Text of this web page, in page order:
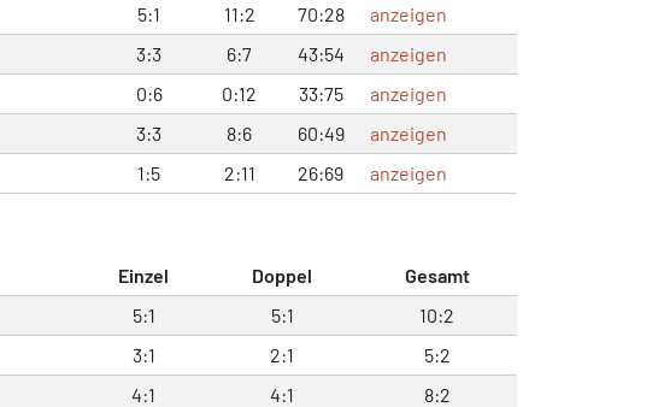
5:1 11:2 70:28
anzeigen
3:3 6:7 43:54
anzeigen
0:6 0:12 33:75
anzeigen
3:3 8:6 60:49
anzeigen
1:5 2:11 26:69 anzeigen
Einzel Doppel
Gesamt
5:1 5:1
10:2
3:1 2:1
5:2
4:1 4:1
8:2